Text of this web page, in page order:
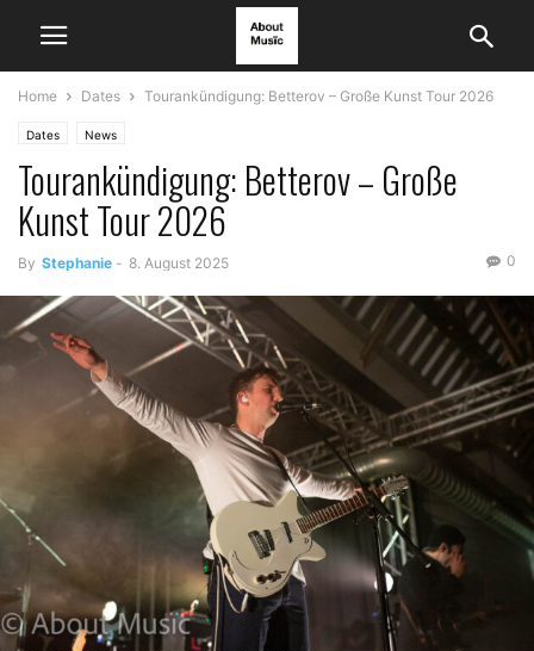
Home Dates Tourankündigung: Betterov – Große Kunst Tour 2026
Dates News
Tourankündigung: Betterov – Große
Kunst Tour 2026
By Stephanie - 8. August 2025 0